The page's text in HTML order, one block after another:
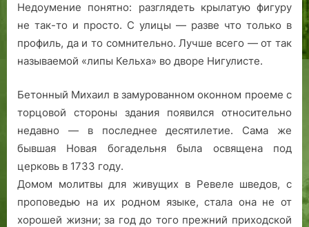
Недоумение понятно: разглядеть крылатую фигуру
не так-то и просто. С улицы — разве что только в
профиль, да и то сомнительно. Лучше всего — от так
называемой «липы Кельха» во дворе Нигулисте.
Бетонный Михаил в замурованном оконном проеме с
торцовой стороны здания появился относительно
недавно — в последнее десятилетие. Сама же
бывшая Новая богадельня была освящена под
церковь в 1733 году.
Домом молитвы для живущих в Ревеле шведов, с
проповедью на их родном языке, стала она не от
хорошей жизни; за год до того прежний приходской